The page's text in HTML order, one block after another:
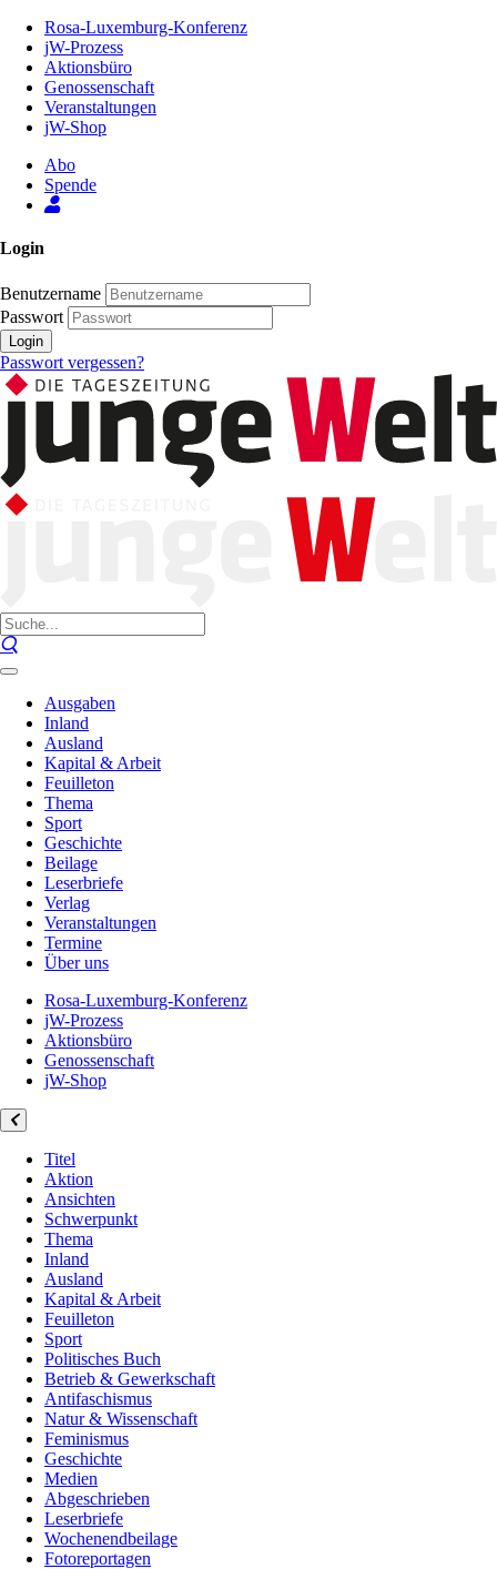
Inhalt
Seite
Rosa-Luxemburg-Konferenz
jW-Prozess
Aktionsbüro
Genossenschaft
Veranstaltungen
jW-Shop
Abo
Spende
Login
Benutzername
Passwort
Login
Passwort vergessen?
Ausgaben
Inland
Ausland
Kapital & Arbeit
Feuilleton
Thema
Sport
Geschichte
Beilage
Leserbriefe
Verlag
Veranstaltungen
Termine
Über uns
Rosa-Luxemburg-Konferenz
jW-Prozess
Aktionsbüro
Genossenschaft
jW-Shop
Titel
Aktion
Ansichten
Schwerpunkt
Thema
Inland
Ausland
Kapital & Arbeit
Feuilleton
Sport
Politisches Buch
Betrieb & Gewerkschaft
Antifaschismus
Natur & Wissenschaft
Feminismus
Geschichte
Medien
Abgeschrieben
Leserbriefe
Wochenendbeilage
Fotoreportagen